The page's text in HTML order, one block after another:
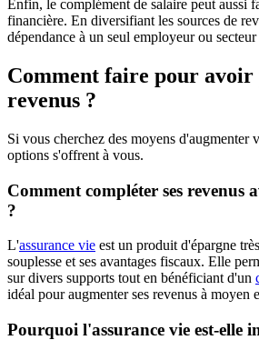
Enfin, le complément de salaire peut aussi
financière. En diversifiant les sources de
dépendance à un seul employeur ou
Comment faire pour avoir
revenus ?
Si vous cherchez des moyens d'augmenter
options s'offrent à vous.
Comment compléter ses revenus
?
L'assurance vie est un produit d'épargne
souplesse et ses avantages fiscaux. Elle
sur divers supports tout en bénéficiant d'un
idéal pour augmenter ses revenus à moyen
Pourquoi l'assurance vie est-elle